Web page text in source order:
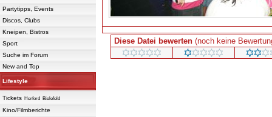
Partytipps, Events
Discos, Clubs
Kneipen, Bistros
Sport
Suche im Forum
New and Top
Lifestyle
Tickets Herford Bielefeld
Kino/Filmberichte
Diese Datei bewerten (noch keine